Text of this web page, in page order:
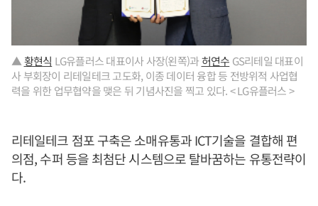
▲황현식 LG유플러스 대표이사 사장(왼쪽)과허연수 GS리테일 대표이
사 부회장이 리테일테크 고도화, 이종 데이터 융합 등 전방위적 사업협
력을 위한 업무협약을 맺은 뒤 기념사진을 찍고 있다. < LG유플러스 >
리테일테크 점포 구축은 소매유통과 ICT기술을 결합해 편
의점, 수퍼 등을 최첨단 시스템으로 탈바꿈하는 유통전략이
다.